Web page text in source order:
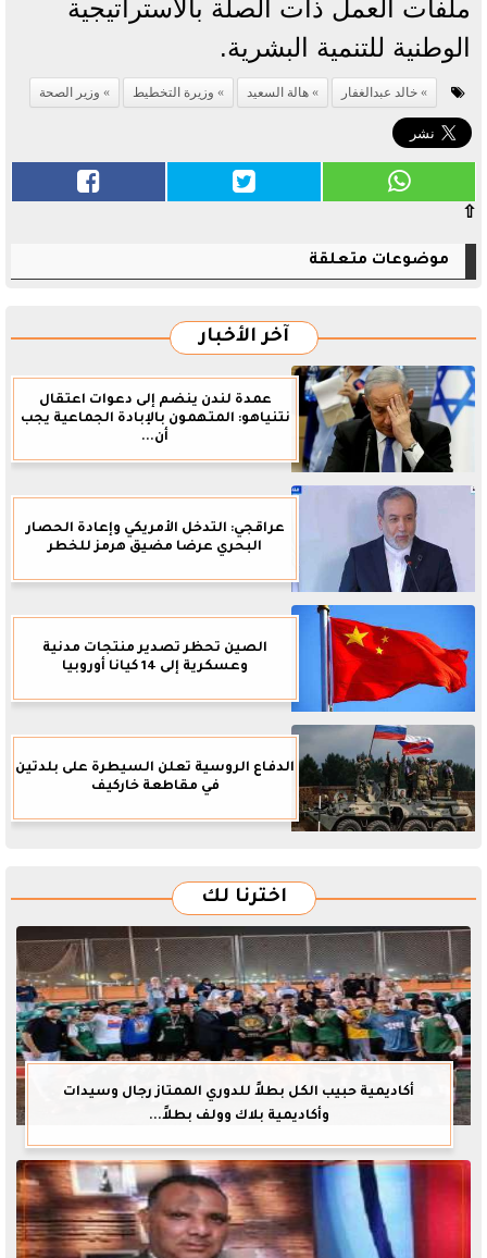
ملفات العمل ذات الصلة بالاستراتيجية
الوطنية للتنمية البشرية.
خالد عبدالغفار هالة السعيد وزيرة التخطيط وزير الصحة
⇧
موضوعات متعلقة
آخر الأخبار
عمدة لندن ينضم إلى دعوات اعتقال
نتنياهو: المتهمون بالإبادة الجماعية يجب
أن...
عراقجي: التدخل الأمريكي وإعادة الحصار
البحري عرضا مضيق هرمز للخطر
الصين تحظر تصدير منتجات مدنية
وعسكرية إلى 14 كيانا أوروبيا
الدفاع الروسية تعلن السيطرة على بلدتين
في مقاطعة خاركيف
اخترنا لك
أكاديمية حبيب الكل بطلاً للدوري الممتاز رجال وسيدات
وأكاديمية بلاك وولف بطلاً...